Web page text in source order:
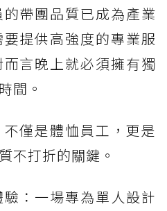
帶團品質已成為產業
提供高強度的專業服
言晚上就必須擁有獨
間。
僅是體恤員工，更是
不打折的關鍵。
：一場專為單人設計